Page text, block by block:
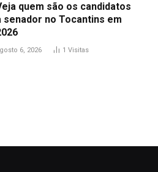
quem são os candidatos
senador no Tocantins em
6, 2026 1 Visitas